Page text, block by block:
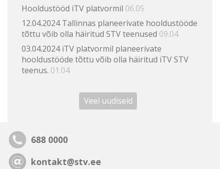
Hooldustööd iTV platvormil 06.05
12.04.2024 Tallinnas planeerivate hooldustööde
tõttu võib olla häiritud STV teenused 09.04
03.04.2024 iTV platvormil planeerivate
hooldustööde tõttu võib olla häiritud iTV STV
teenus. 01.04
Veel uudiseid
688 0000
kontakt@stv.ee